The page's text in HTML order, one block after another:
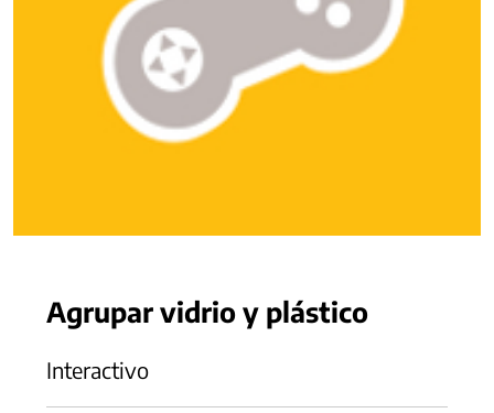
Agrupar vidrio y plástico
Interactivo